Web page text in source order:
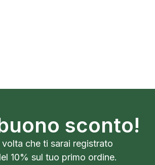
sconto!
che ti sarai registrato
10% sul tuo primo ordine.